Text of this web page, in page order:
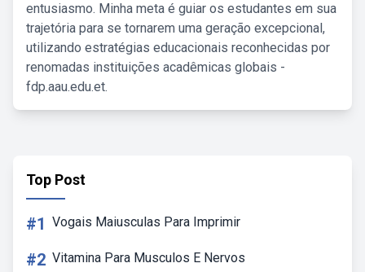
entusiasmo. Minha meta é guiar os estudantes em sua
trajetória para se tornarem uma geração excepcional,
utilizando estratégias educacionais reconhecidas por
renomadas instituições acadêmicas globais -
fdp.aau.edu.et.
Top Post
#1 Vogais Maiusculas Para Imprimir
#2 Vitamina Para Musculos E Nervos